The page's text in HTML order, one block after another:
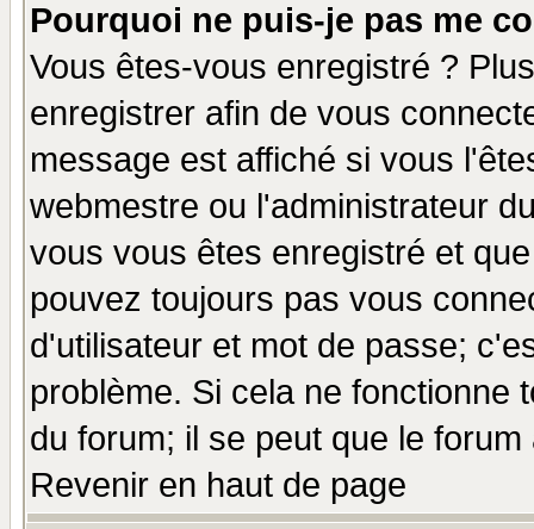
Pourquoi ne puis-je pas me
Vous êtes-vous enregistré ?
enregistrer afin de vous
message est affiché si vous
webmestre ou l'administrateur
vous vous êtes enregistré et
pouvez toujours pas vous
d'utilisateur et mot de passe;
problème. Si cela ne fonctionne
du forum; il se peut que le
Revenir en haut de page